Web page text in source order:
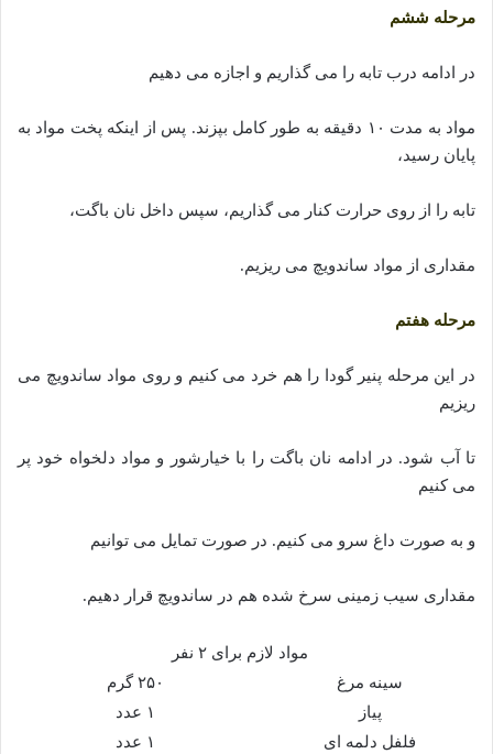
مرحله ششم
در ادامه درب تابه را می گذاریم و اجازه می دهیم
مواد به مدت ۱۰ دقیقه به طور کامل بپزند. پس از اینکه پخت مواد به
پایان رسید،
تابه را از روی حرارت کنار می گذاریم، سپس داخل نان باگت،
مقداری از مواد ساندویچ می ریزیم.
مرحله هفتم
در این مرحله پنیر گودا را هم خرد می کنیم و روی مواد ساندویچ می
ریزیم
تا آب شود. در ادامه نان باگت را با خیارشور و مواد دلخواه خود پر
می کنیم
و به صورت داغ سرو می کنیم. در صورت تمایل می توانیم
مقداری سیب زمینی سرخ شده هم در ساندویچ قرار دهیم.
مواد لازم برای ۲ نفر
سینه مرغ
۲۵۰ گرم
پیاز
۱ عدد
فلفل دلمه ای
۱ عدد